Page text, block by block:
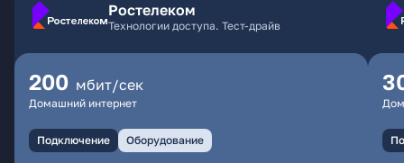
Ростелеком
Технологии доступа. Тест-драйв
200 мбит/сек
Домашний интернет
Подключение Оборудование